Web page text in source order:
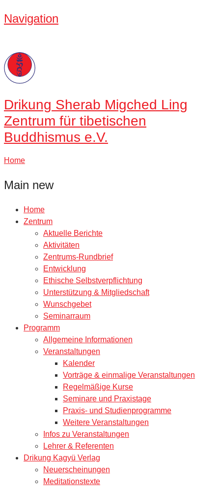
Navigation
Drikung Sherab Migched Ling
Zentrum für tibetischen
Buddhismus e.V.
Home
Main new
Home
Zentrum
Aktuelle Berichte
Aktivitäten
Zentrums-Rundbrief
Entwicklung
Ethische Selbstverpflichtung
Unterstützung & Mitgliedschaft
Wunschgebet
Seminarraum
Programm
Allgemeine Informationen
Veranstaltungen
Kalender
Vorträge & einmalige Veranstaltungen
Regelmäßige Kurse
Seminare und Praxistage
Praxis- und Studienprogramme
Weitere Veranstaltungen
Infos zu Veranstaltungen
Lehrer & Referenten
Drikung Kagyü Verlag
Neuerscheinungen
Meditationstexte